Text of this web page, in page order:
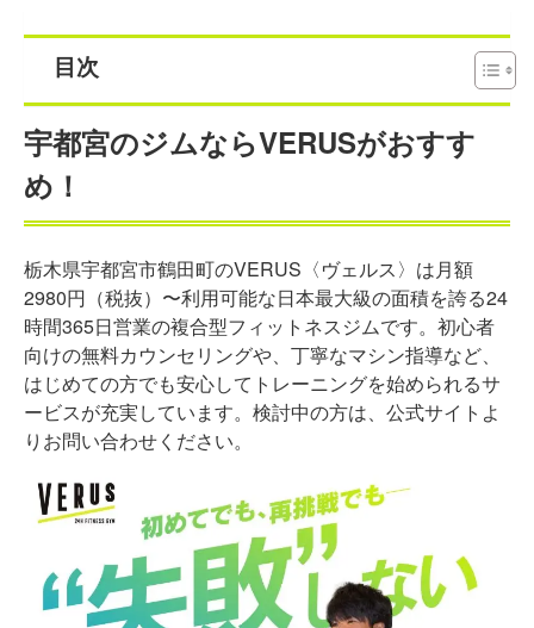
目次
宇都宮のジムならVERUSがおすす
め！
栃木県宇都宮市鶴田町のVERUS〈ヴェルス〉は月額
2980円（税抜）〜利用可能な日本最大級の面積を誇る24
時間365日営業の複合型フィットネスジムです。初心者
向けの無料カウンセリングや、丁寧なマシン指導など、
はじめての方でも安心してトレーニングを始められるサ
ービスが充実しています。検討中の方は、公式サイトよ
りお問い合わせください。